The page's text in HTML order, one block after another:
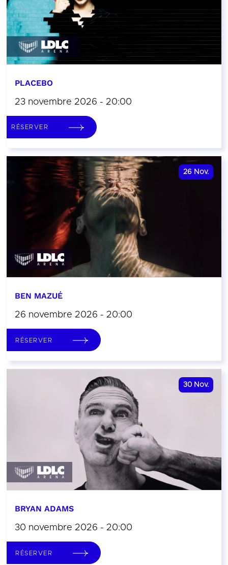
PLACEBO
23 novembre 2026 - 20:00
RÉSERVER
26 Nov.
BEN MAZUÉ
26 novembre 2026 - 20:00
RÉSERVER
30 Nov.
BRYAN ADAMS
30 novembre 2026 - 20:00
RÉSERVER